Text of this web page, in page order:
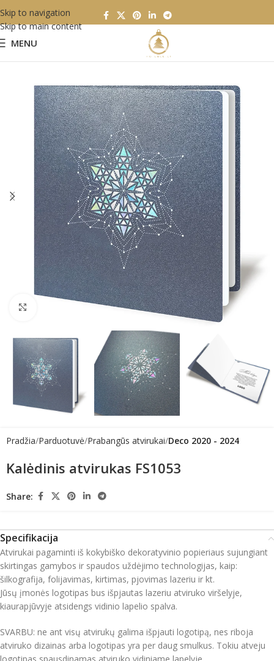
Skip to navigation
Skip to main content
MENU
Pradžia Parduotuvė Prabangūs atvirukai Deco 2020 - 2024
Kalėdinis atvirukas FS1053
Share:
Specifikacija
Atvirukai pagaminti iš kokybiško dekoratyvinio popieriaus sujungiant
skirtingas gamybos ir spaudos uždėjimo technologijas, kaip:
šilkografija, folijavimas, kirtimas, pjovimas lazeriu ir kt.
Jūsų įmonės logotipas bus išpjautas lazeriu atviruko viršelyje,
kiaurapjūvyje atsidengs vidinio lapelio spalva.
SVARBU: ne ant visų atvirukų galima išpjauti logotipą, nes riboja
atviruko dizainas arba logotipas yra per daug smulkus. Tokiu atveju